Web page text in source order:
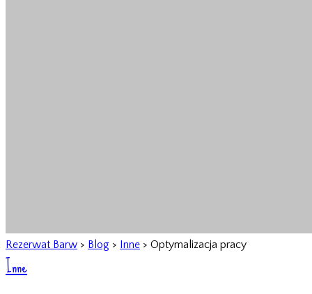
Rezerwat Barw > Blog > Inne > Optymalizacja pracy
Inne